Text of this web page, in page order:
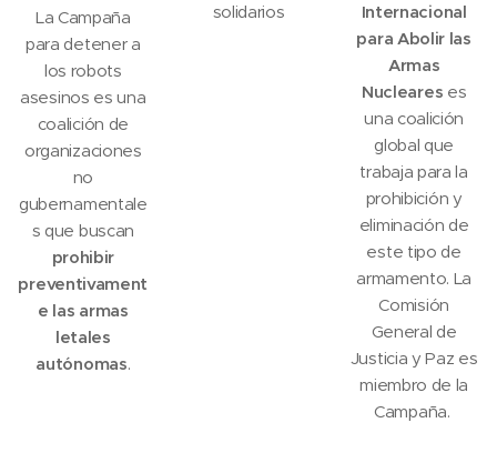
La Campaña
para detener a
los robots
asesinos es una
coalición de
organizaciones
no
gubernamentale
s que buscan
prohibir
preventivament
e las armas
letales
autónomas.
solidarios
Internacional
para Abolir las
Armas
Nucleares es
una coalición
global que
trabaja para la
prohibición y
eliminación de
este tipo de
armamento. La
Comisión
General de
Justicia y Paz es
miembro de la
Campaña.